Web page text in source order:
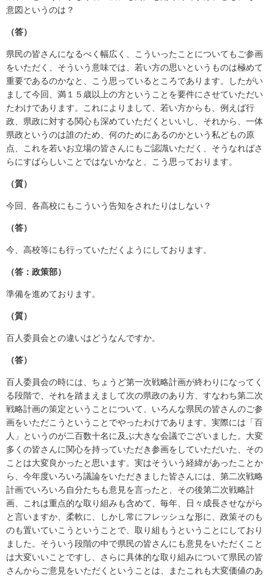
意図というのは？
（答）
県民の皆さんになるべく幅広く、こういったことについてもご参画
をいただく、そういう意味では、若い方の思いというものは極めて
重要であるのかなと、こう思っているところであります。したがい
まして今回、満１５歳以上の方ということを要件にさせていただい
たわけであります。これによりまして、若い方からも、例えば行
政、県政に対する関心も深めていただくといいし、それから、一体
県政というのは誰のため、何のためにあるのかという私どもの原
点、これを若いお立場の皆さんにもご認識いただく、そうなればさ
らにすばらしいことではないかなと、こう思っております。
（質）
今回、各高校にもこういう告知をされたりはしない？
（答）
今、高校等にも行っていただくようにしております。
（答：政策部）
準備を進めております。
（質）
百人委員会との違いはどうなんですか。
（答）
百人委員会の時には、ちょうど第一次戦略計画が終わりになってく
る段階で、それを踏まえまして次の県政のあり方、すなわち第二次
戦略計画の策定ということについて、いろんな県民の皆さんのご参
画をいただこうということでやったわけであります。実際には「百
人」というのが二百数十名に及ぶ大きな会議でございました。大変
多くの皆さんに関心を持っていただき参画をしていただいた、その
ことは大変良かったと思います。実はそういう経緯があったことか
ら、今年度いろいろ議論をいただきました皆さんには、第二次戦略
計画でいろいろ自分たちも意見を言ったと、その後第二次戦略計
画、これは重点的な取り組みも含めて、毎年、日々成長させながら
と言いますか、柔軟に、しかし常にフレッシュな形に、政策そのも
のも置いていこうということで、取り組もうということにしており
ました。そういう段階の中で県民の皆さんにも意見をいただくこと
は大変いいことですし、さらに具体的な取り組みについて県民の皆
さんからご意見をいただくということは、またこれも大変価値のあ